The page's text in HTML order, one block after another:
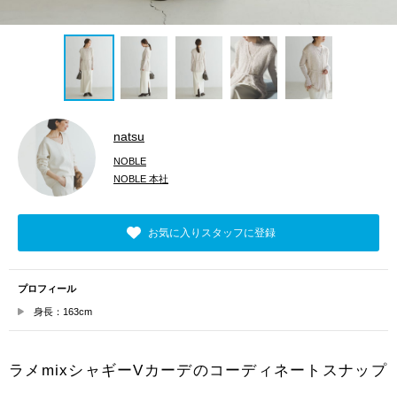
natsu
NOBLE
NOBLE 本社
お気に入りスタッフに登録
プロフィール
身長：163cm
ラメmixシャギーVカーデのコーディネートスナップ